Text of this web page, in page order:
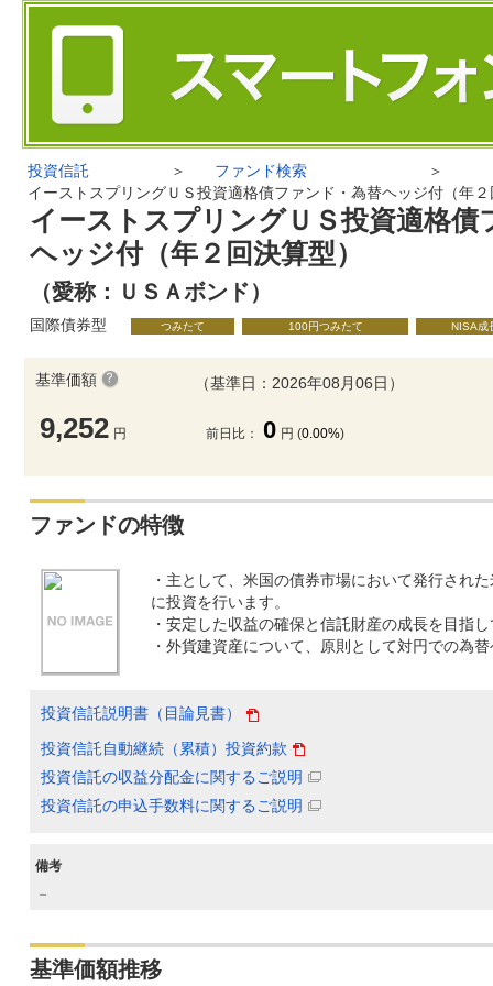
投資信託 ＞ ファンド検索
＞
イーストスプリングＵＳ投資適格債ファンド・為替ヘッジ付（年
イーストスプリングＵＳ投資適格債
ヘッジ付（年２回決算型）
（愛称：ＵＳＡボンド）
国際債券型 つみたて 100円つみたて NISA成
基準価額
9,252 円
（基準日：2026年08月06日）
前日比： 0 円 (0.00%)
ファンドの特徴
・主として、米国の債券市場において発行され
に投資を行います。
・安定した収益の確保と信託財産の成長を目指
・外貨建資産について、原則として対円での為
投資信託説明書（目論見書）
投資信託自動継続（累積）投資約款
投資信託の収益分配金に関するご説明
投資信託の申込手数料に関するご説明
備考
－
基準価額推移